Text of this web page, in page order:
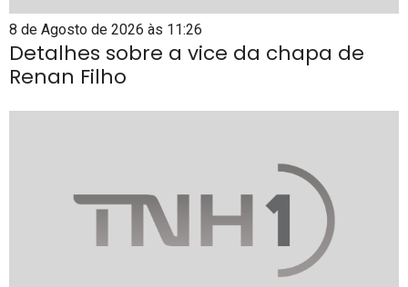
8 de Agosto de 2026 às 11:26
Detalhes sobre a vice da chapa de
Renan Filho